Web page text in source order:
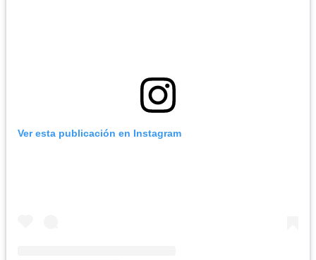
Ver esta publicación en Instagram